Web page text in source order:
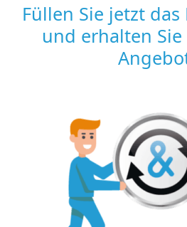
Füllen Sie jetzt
und erhalten